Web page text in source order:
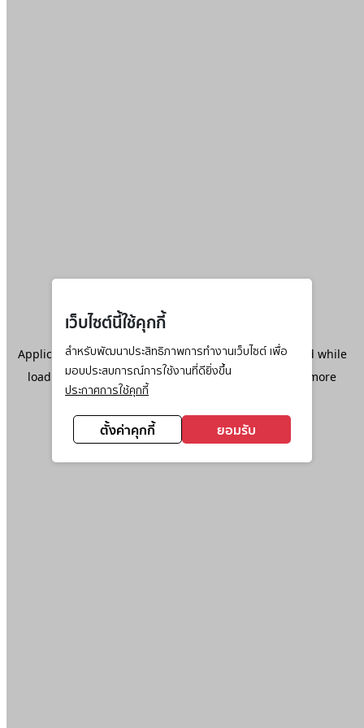
เว็บไซต์นี้ใช้คุกกี้
สำหรับพัฒนาประสิทธิภาพการทำงานเว็บไซต์ เพื่อ
มอบประสบการณ์การใช้งานที่ดียิ่งขึ้น
ประกาศการใช้คุกกี้
ตั้งค่าคุกกี้ ยอมรับ
Application error: aclient-side exception has occurred while
loadingwww.ktc.co.th(see the browser console
for more
information).